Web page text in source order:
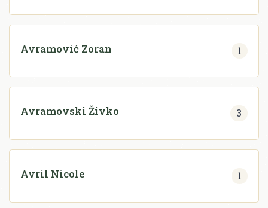
Avramović Zoran 1
Avramovski Živko 3
Avril Nicole 1